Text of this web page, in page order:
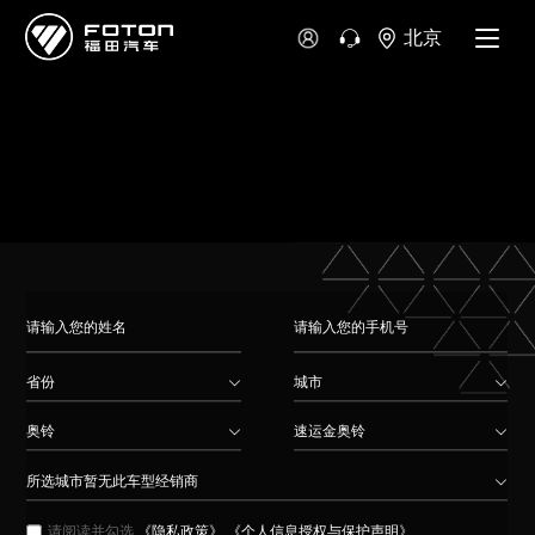
北京
大洋洲
省份 城市
奥铃 速运金奥铃
所选城市暂无此车型经销商
请阅读并勾选 《隐私政策》 《个人信息授权与保护声明》